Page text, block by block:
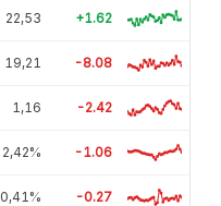
22,53 +1.62
19,21 -8.08
1,16 -2.42
2,42% -1.06
0,41% -0.27